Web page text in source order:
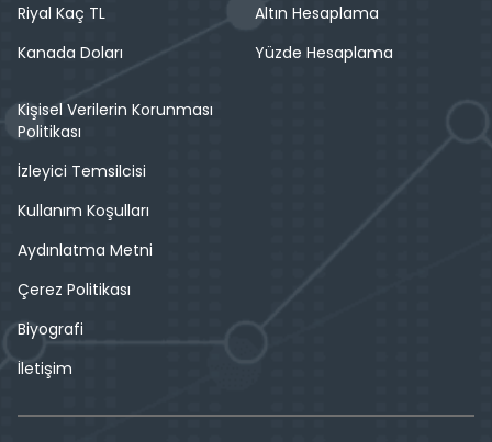
Riyal Kaç TL
Kanada Doları
Altın Hesaplama
Yüzde Hesaplama
Kişisel Verilerin Korunması
Politikası
İzleyici Temsilcisi
Kullanım Koşulları
Aydınlatma Metni
Çerez Politikası
Biyografi
İletişim